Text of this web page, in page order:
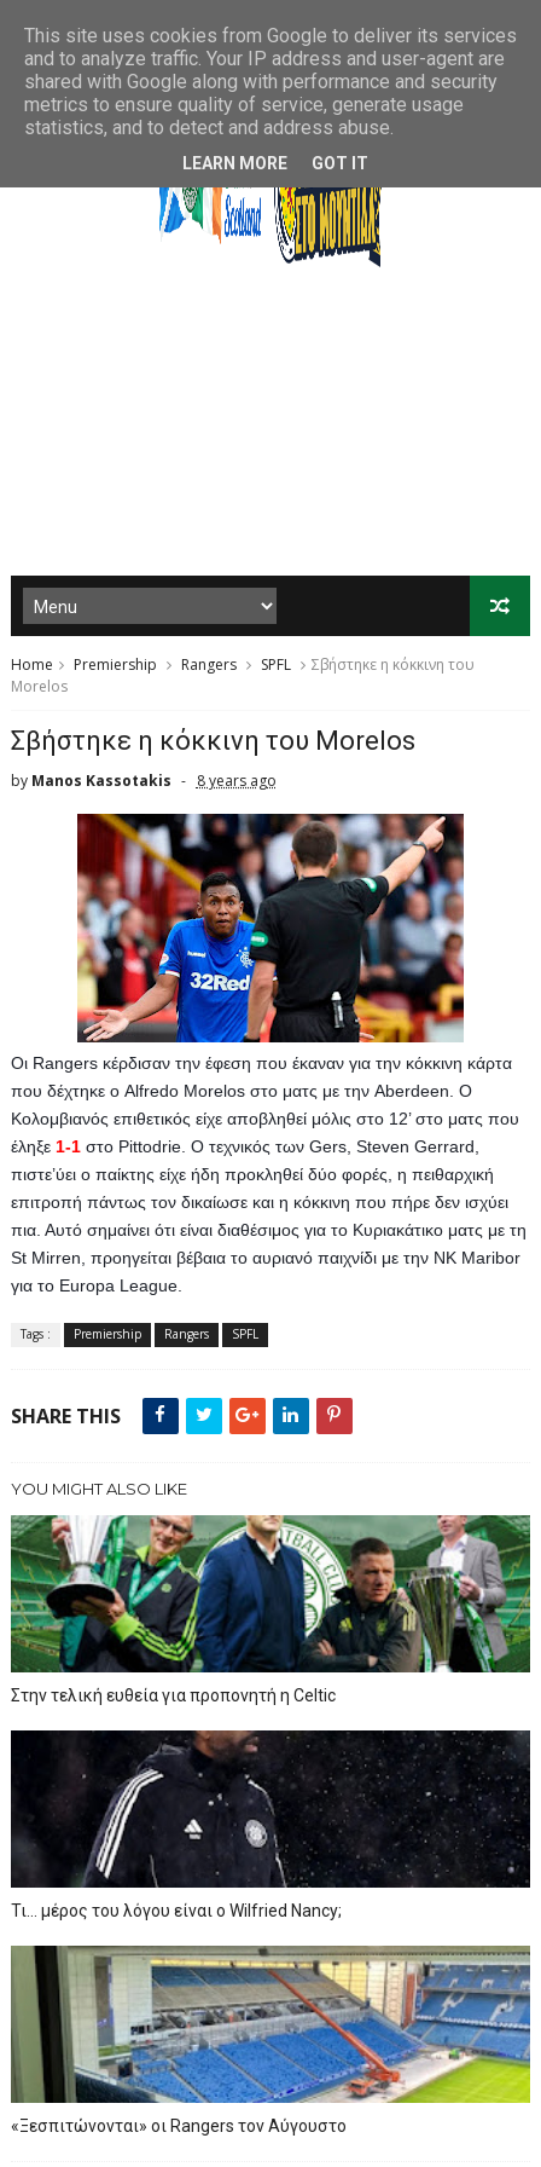
Home Premiership Rangers SPFL
Σβήστηκε η κόκκινη του
Morelos
Σβήστηκε η κόκκινη του Morelos
by Manos Kassotakis 8 years ago
Οι Rangers κέρδισαν την έφεση που έκαναν για την κόκκινη κάρτα
που δέχτηκε ο Alfredo Morelos στο ματς με την Aberdeen. Ο
Κολομβιανός επιθετικός είχε αποβληθεί μόλις στο 12’ στο ματς που
έληξε 1-1 στο Pittodrie. O τεχνικός των Gers, Steven Gerrard,
πιστε’ύει ο παίκτης είχε ήδη προκληθεί δύο φορές, η πειθαρχική
επιτροπή πάντως τον δικαίωσε και η κόκκινη που πήρε δεν ισχύει
πια. Αυτό σημαίνει ότι είναι διαθέσιμος για το Κυριακάτικο ματς με τη
St Mirren, προηγείται βέβαια το αυριανό παιχνίδι με την NK Maribor
για το Europa League.
Tags : Premiership Rangers SPFL
SHARE THIS
YOU MIGHT ALSO LIKE
Στην τελική ευθεία για προπονητή η Celtic
Τι… μέρος του λόγου είναι ο Wilfried Nancy;
«Ξεσπιτώνονται» οι Rangers τον Αύγουστο
This site uses cookies from Google to deliver its services
and to analyze traffic. Your IP address and user-agent are
shared with Google along with performance and security
metrics to ensure quality of service, generate usage
statistics, and to detect and address abuse.
LEARN MORE GOT IT